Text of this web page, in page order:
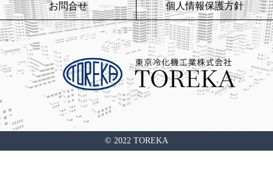
お問合せ 個人情報保護方針
© 2022 TOREKA